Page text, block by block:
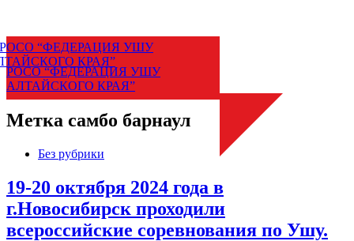
РОСО “ФЕДЕРАЦИЯ УШУ
АЛТАЙСКОГО КРАЯ”
Меню
Метка самбо барнаул
Без рубрики
19-20 октября 2024 года в
г.Новосибирск проходили
всероссийские соревнования по Ушу.